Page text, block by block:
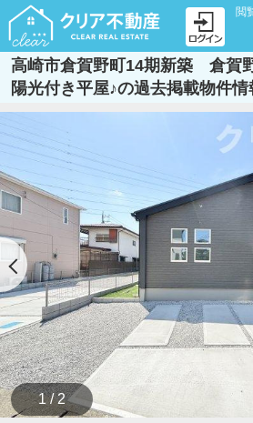
閲
高崎市倉賀野町14期新築 倉賀
陽光付き平屋♪の過去掲載物件情
1 / 2